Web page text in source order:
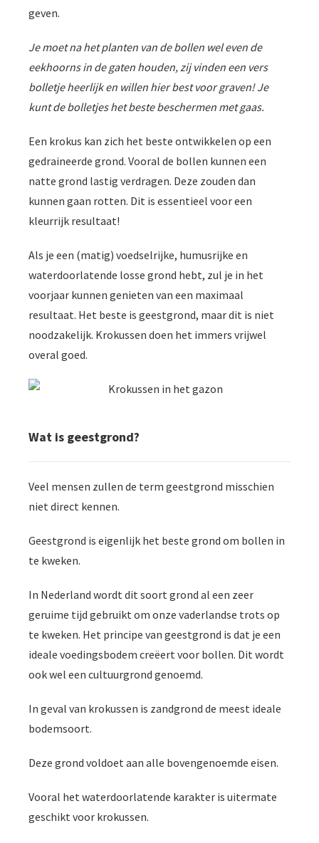
geven.
Je moet na het planten van de bollen wel even de
eekhoorns in de gaten houden, zij vinden een vers
bolletje heerlijk en willen hier best voor graven! Je
kunt de bolletjes het beste beschermen met gaas.
Een krokus kan zich het beste ontwikkelen op een
gedraineerde grond. Vooral de bollen kunnen een
natte grond lastig verdragen. Deze zouden dan
kunnen gaan rotten. Dit is essentieel voor een
kleurrijk resultaat!
Als je een (matig) voedselrijke, humusrijke en
waterdoorlatende losse grond hebt, zul je in het
voorjaar kunnen genieten van een maximaal
resultaat. Het beste is geestgrond, maar dit is niet
noodzakelijk. Krokussen doen het immers vrijwel
overal goed.
Wat is geestgrond?
Veel mensen zullen de term geestgrond misschien
niet direct kennen.
Geestgrond is eigenlijk het beste grond om bollen in
te kweken.
In Nederland wordt dit soort grond al een zeer
geruime tijd gebruikt om onze vaderlandse trots op
te kweken. Het principe van geestgrond is dat je een
ideale voedingsbodem creëert voor bollen. Dit wordt
ook wel een cultuurgrond genoemd.
In geval van krokussen is zandgrond de meest ideale
bodemsoort.
Deze grond voldoet aan alle bovengenoemde eisen.
Vooral het waterdoorlatende karakter is uitermate
geschikt voor krokussen.